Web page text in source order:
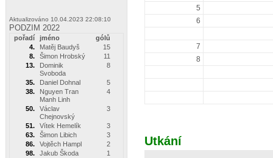
Aktualizováno 10.04.2023 22:08:10
PODZIM 2022
pořadí jméno
gólů
4.
Matěj Baudyš
15
8.
Šimon Hrobský
11
13.
Dominik
Svoboda
8
35. Daniel Dohnal
5
38.
Nguyen Tran
Manh Linh
4
50.
Václav
Chejnovský
3
51. Vítek Hemelík
3
63.
Šimon Libich
3
86.
Vojtěch Hampl
2
98.
Jakub Škoda
1
5
6
7
8
Utkání